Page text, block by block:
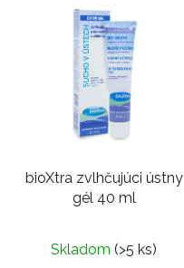
bioXtra zvlhčujúci ústny
gél 40 ml
hodnotenie
Skladom (>5 ks)